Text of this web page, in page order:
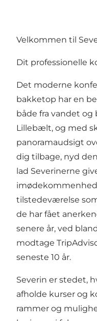
Velkommen til
Dit professionelle
Det moderne
bakketop har en
både fra vandet og
Lillebælt, og med
panoramaudsigt
dig tilbage, nyd
lad Severinerne
tilstedeværelse
de har fået
senere år, ved
modtage
seneste 10 år.
Severin er stedet,
afholde kurser og
rammer og